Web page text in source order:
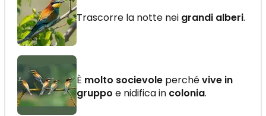
Trascorre la notte nei grandi alberi.
È molto socievole perchévive in
gruppo e nidifica in colonia.